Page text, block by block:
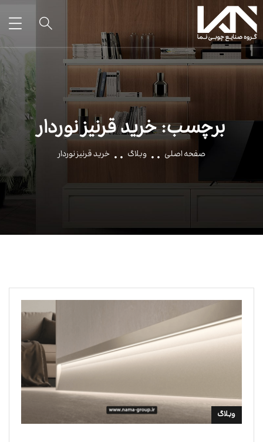
برچسب:خرید قرنیز نوردار
صفحه اصلی وبلاگ خرید قرنیز نوردار
وبلاگ